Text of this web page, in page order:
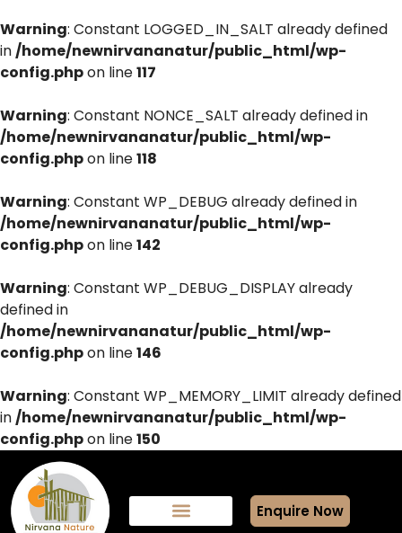
Warning: Constant LOGGED_IN_SALT already defined
in/home/newnirvananatur/public_html/wp-
config.phpon line117
Warning: Constant NONCE_SALT already defined in
/home/newnirvananatur/public_html/wp-
config.phpon line118
Warning: Constant WP_DEBUG already defined in
/home/newnirvananatur/public_html/wp-
config.phpon line142
Warning: Constant WP_DEBUG_DISPLAY already
defined in
/home/newnirvananatur/public_html/wp-
config.phpon line146
Warning: Constant WP_MEMORY_LIMIT already defined
in/home/newnirvananatur/public_html/wp-
config.phpon line150
Enquire Now